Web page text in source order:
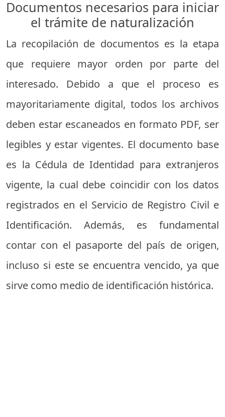
Documentos necesarios para iniciar
el trámite de naturalización
La recopilación de documentos es la etapa
que requiere mayor orden por parte del
interesado. Debido a que el proceso es
mayoritariamente digital, todos los archivos
deben estar escaneados en formato PDF, ser
legibles y estar vigentes. El documento base
es la Cédula de Identidad para extranjeros
vigente, la cual debe coincidir con los datos
registrados en el Servicio de Registro Civil e
Identificación. Además, es fundamental
contar con el pasaporte del país de origen,
incluso si este se encuentra vencido, ya que
sirve como medio de identificación histórica.